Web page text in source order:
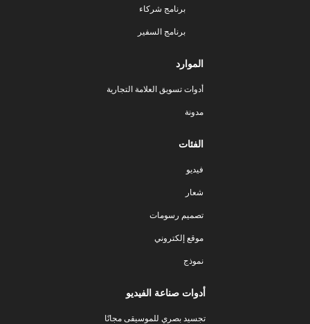
برنامج شركاء
برنامج السفير
الموارد
أدوات تسويق العلامة التجارية
مدونة
الفئات
فيديو
شعار
تصميم رسومات
موقع إلكتروني
نموذج
أدوات صناعة الفيديو
تجسيد بصري للموسيقى مجانًا